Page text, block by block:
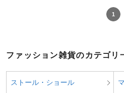
1
ファッション雑貨のカテゴリ
ストール・ショール